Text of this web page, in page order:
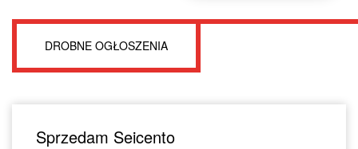
DROBNE OGŁOSZENIA
Sprzedam Seicento